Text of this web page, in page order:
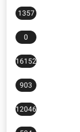
0
16152
903
12046
584